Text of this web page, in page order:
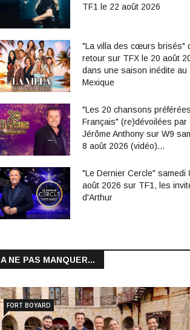
TF1 le 22 août 2026
"La villa des cœurs brisés"
retour sur TFX le 20 août
dans une saison inédite au
Mexique
"Les 20 chansons
Français" (re)dévoilées par
Jérôme Anthony sur W9
8 août 2026 (vidéo)…
"Le Dernier Cercle" samedi
août 2026 sur TF1, les
d'Arthur
A NE PAS MANQUER...
FORT BOYARD